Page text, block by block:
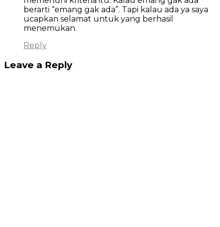
berarti “emang gak ada”. Tapi kalau ada ya saya
ucapkan selamat untuk yang berhasil
menemukan.
Reply
Leave a Reply